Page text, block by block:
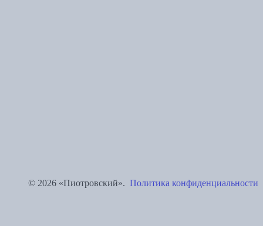
© 2026 «Пиотровский». Политика конфиденциальности